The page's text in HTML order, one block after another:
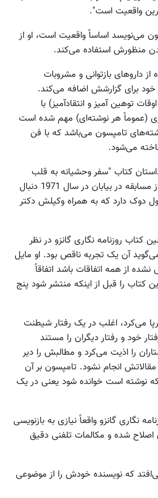
واقعیت است".
می‌نویسد اساساً واقعیت است، او از
منظورش استفاده می‌کند.
داروهای بازتوانی و مشروبات
برای گزارشش اضافه می‌کند.
توهین آمیز و انتقادآمیز) با
(عموماً هر نوشته‌ای) مهم شده است
تامپسون می‌باشد که با فن
می‌شود.
کتاب "سفر وحشیانه به قلب
رویای آمریکایی" با تکه‌هایی از مسابقه در بیابان در سال 1971 دنبال
دوک دارد که به همراه وکیلش دکتر
کتاب روزنامه نگاری گانزو در نظر
آن یک تجربه ناقص بود. او مایل
از همه اتفاقات باشد اتفاقاً
کتاب را قبل از اینکه منتشر شود پنج
می‌کرد، اغلب در یک رفتار شیطنت
خود و رفتار دیگران را مستند
را اذیت می‌کرد و مطالبش را دیر
انجام نشود. تامپسون بر آن
نوشته است خوانده شود یعنی در یک
نگاری گانزو واقعاً نیازی به بازنویسی
اصلاح شده و مکالمات تلفنی دقیق
که نویسنده خودش را از موضوعی